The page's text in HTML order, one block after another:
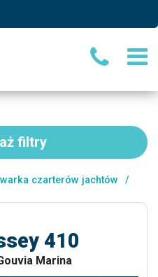
filtry
czarterów jachtów
/
410
Marina